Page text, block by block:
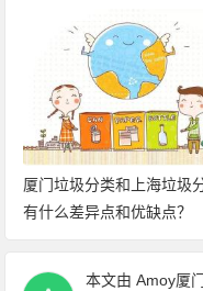
厦门垃圾分类和上海垃圾
有什么差异点和优缺点？
本文由Amoy厦门